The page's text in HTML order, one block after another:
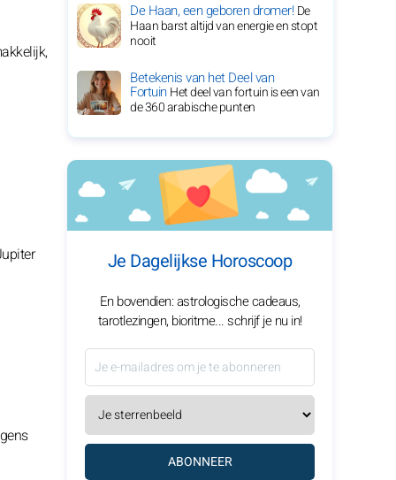
De Haan, een geboren dromer!De
Haan barst altijd van energie en stopt
nooit
Betekenis van het Deel van
FortuinHet deel van fortuin is een van
de 360 arabische punten
Je Dagelijkse Horoscoop
En bovendien: astrologische cadeaus,
tarotlezingen, bioritme... schrijf je nu in!
ABONNEER